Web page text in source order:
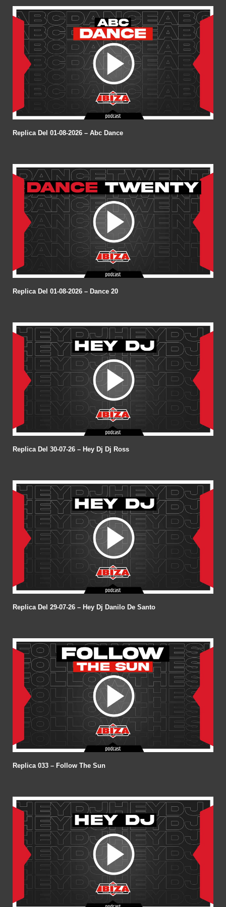
Replica Del 01-08-2026 – Abc Dance
Replica Del 01-08-2026 – Dance 20
Replica Del 30-07-26 – Hey Dj Dj Ross
Replica Del 29-07-26 – Hey Dj Danilo De Santo
Replica 033 – Follow The Sun